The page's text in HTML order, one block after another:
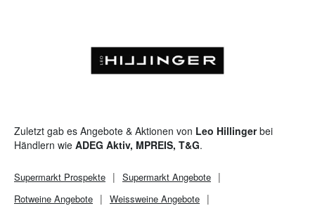
Zuletzt gab es Angebote & Aktionen von Leo Hillingerbei
Händlern wie ADEG Aktiv, MPREIS, T&G.
Supermarkt Prospekte Supermarkt Angebote
Rotweine Angebote
Weissweine Angebote